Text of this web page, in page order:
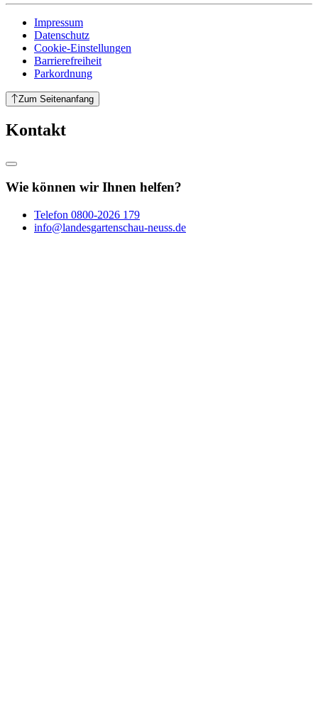
Impressum
Datenschutz
Cookie-Einstellungen
Barrierefreiheit
Parkordnung
Zum Seitenanfang
Kontakt
Wie können wir Ihnen helfen?
Telefon 0800-2026 179
info@landesgartenschau-neuss.de